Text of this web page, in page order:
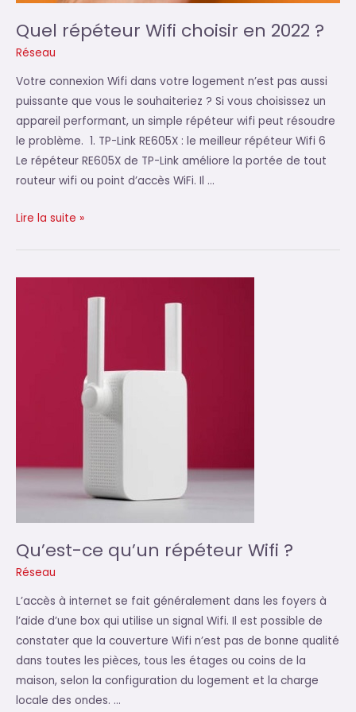
Quel répéteur Wifi choisir en 2022 ?
Réseau
Votre connexion Wifi dans votre logement n’est pas aussi
puissante que vous le souhaiteriez ? Si vous choisissez un
appareil performant, un simple répéteur wifi peut résoudre
le problème. 1. TP-Link RE605X : le meilleur répéteur Wifi 6
Le répéteur RE605X de TP-Link améliore la portée de tout
routeur wifi ou point d’accès WiFi. Il …
Quel
choisir
Lire la suite »
Qu’est-ce qu’un répéteur Wifi ?
Réseau
L’accès à internet se fait généralement dans les foyers à
l’aide d’une box qui utilise un signal Wifi. Il est possible de
constater que la couverture Wifi n’est pas de bonne qualité
dans toutes les pièces, tous les étages ou coins de la
maison, selon la configuration du logement et la charge
locale des ondes. …